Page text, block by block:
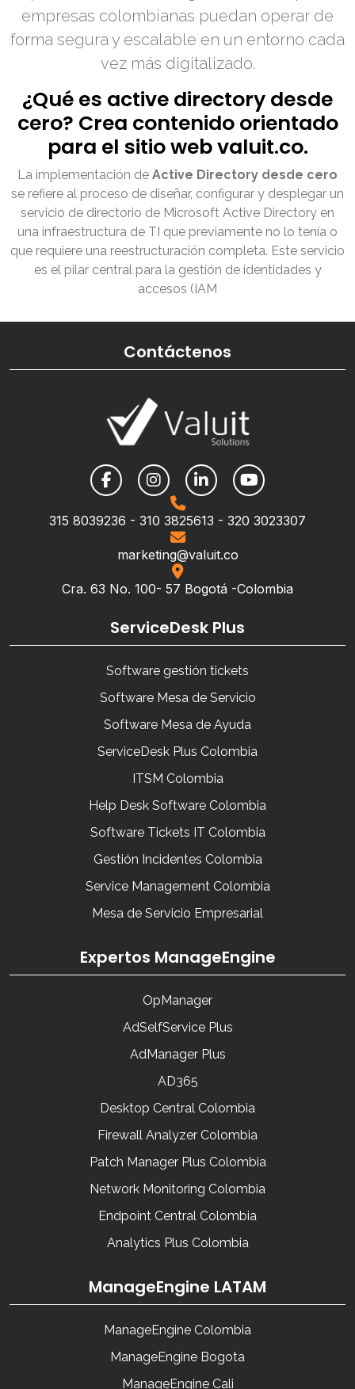
empresas colombianas puedan operar de
forma segura y escalable en un entorno cada
vez más digitalizado.
¿Qué es active directory desde
cero? Crea contenido orientado
para el sitio web valuit.co.
La implementación de Active Directory desde cero
se refiere al proceso de diseñar, configurar y desplegar un
servicio de directorio de Microsoft Active Directory en
una infraestructura de TI que previamente no lo tenía o
que requiere una reestructuración completa. Este servicio
es el pilar central para la gestión de identidades y
accesos (IAM
Contáctenos
315 8039236 - 310 3825613 - 320 3023307
marketing@valuit.co
Cra. 63 No. 100- 57 Bogotá -Colombia
ServiceDesk Plus
Software gestión tickets
Software Mesa de Servicio
Software Mesa de Ayuda
ServiceDesk Plus Colombia
ITSM Colombia
Help Desk Software Colombia
Software Tickets IT Colombia
Gestión Incidentes Colombia
Service Management Colombia
Mesa de Servicio Empresarial
Expertos ManageEngine
OpManager
AdSelfService Plus
AdManager Plus
AD365
Desktop Central Colombia
Firewall Analyzer Colombia
Patch Manager Plus Colombia
Network Monitoring Colombia
Endpoint Central Colombia
Analytics Plus Colombia
ManageEngine LATAM
ManageEngine Colombia
ManageEngine Bogota
ManageEngine Cali